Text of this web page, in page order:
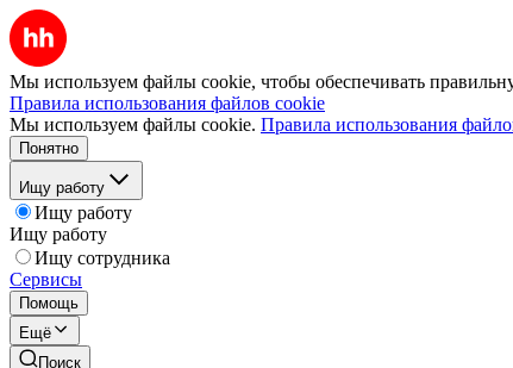
Мы используем файлы cookie, чтобы обеспечивать
Правила использования файлов cookie
Мы используем файлы cookie. Правила использования
Понятно
Ищу работу
Ищу работу
Ищу работу
Ищу сотрудника
Сервисы
Помощь
Ещё
Поиск